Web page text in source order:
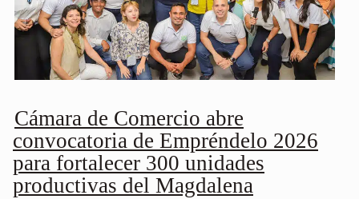
Cámara de Comercio abre
convocatoria de Empréndelo 2026
para fortalecer 300 unidades
productivas del Magdalena